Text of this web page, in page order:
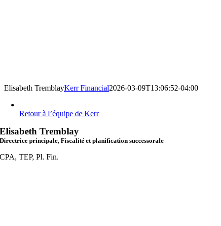
Elisabeth TremblayKerr Financial2026-03-09T13:06:52-04:00
Retour à l’équipe de Kerr
Elisabeth Tremblay
Directrice principale, Fiscalité et planification successorale
CPA, TEP, Pl. Fin.